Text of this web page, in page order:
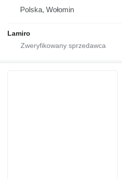
Polska, Wołomin
Lamiro